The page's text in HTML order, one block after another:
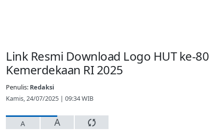
Link Resmi Download Logo HUT ke-80
Kemerdekaan RI 2025
Penulis: Redaksi
Kamis, 24/07/2025 | 09:34 WIB
A A